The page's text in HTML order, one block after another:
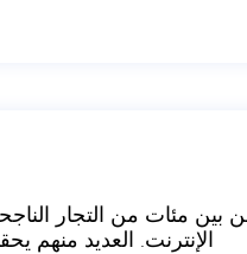
بين مئات من التجار
الإنترنت. العديد منهم يحققون